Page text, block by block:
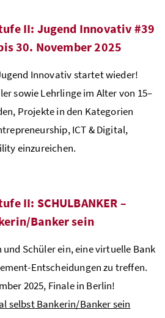
II: Jugend Innovativ #39
30. November 2025
Innovativ startet wieder!
sowie Lehrlinge im Alter von 15–
Projekte in den Kategorien
ICT & Digital,
einzureichen.
II: SCHULBANKER –
Banker sein
und Schüler ein, eine virtuelle Bank
Entscheidungen zu treffen.
2025, Finale in Berlin!
selbst Bankerin/Banker sein